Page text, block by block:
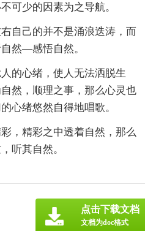
可少的因素为之导航。
自己的并不是涌浪迭涛，而
然—感悟自然。
的心绪，使人无法洒脱生
然，顺理之事，那么心灵也
心绪悠然自得地唱歌。
，精彩之中透着自然，那么
听其自然。
点击下载文档
文档为doc格式